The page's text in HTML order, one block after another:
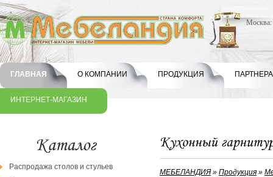
Москва:
ГЛАВНАЯ О КОМПАНИИ ПРОДУКЦИЯ
ИНТЕРНЕТ-МАГАЗИН
Распродажа столов и стульев
МЕБЕЛАНДИЯ» Продукция »